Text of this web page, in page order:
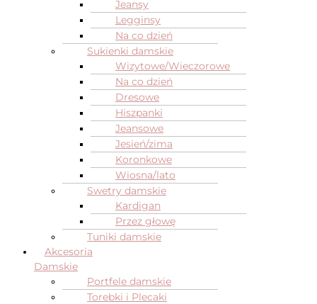
Jeansy
Legginsy
Na co dzień
Sukienki damskie
Wizytowe/Wieczorowe
Na co dzień
Dresowe
Hiszpanki
Jeansowe
Jesień/zima
Koronkowe
Wiosna/lato
Swetry damskie
Kardigan
Przez głowę
Tuniki damskie
Akcesoria
Damskie
Portfele damskie
Torebki i Plecaki